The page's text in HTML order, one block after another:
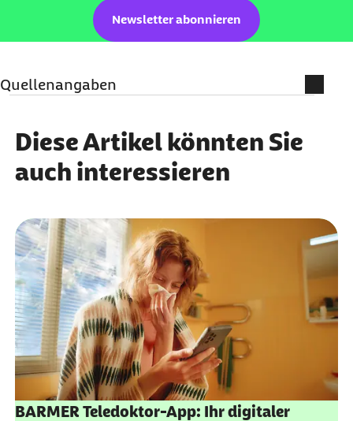
Newsletter abonnieren
Quellenangaben
Informationen
BCG (Abruf vom 17.10.2022): Digitale
(https://web-assets.bcg.com/img-
src/
196796.pdf)
McKinsey (Abruf vom 17.10.2022): eHealth
Monitor 2020.
https://www.mckinsey.de/~/media/mckinsey/
11-
12%20ehealth%20monitor/
Diese Artikel könnten Sie
auch interessieren
BARMER Teledoktor-App: Ihr digitaler